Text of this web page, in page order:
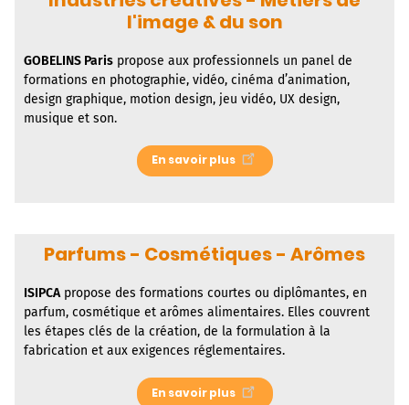
l'image & du son
GOBELINS Paris propose aux professionnels un panel de
formations en photographie, vidéo, cinéma d’animation,
design graphique, motion design, jeu vidéo, UX design,
musique et son.
En savoir plus
Parfums - Cosmétiques - Arômes
ISIPCApropose des formations courtes ou diplômantes, en
parfum, cosmétique et arômes alimentaires. Elles couvrent
les étapes clés de la création, de la formulation à la
fabrication et aux exigences réglementaires.
En savoir plus